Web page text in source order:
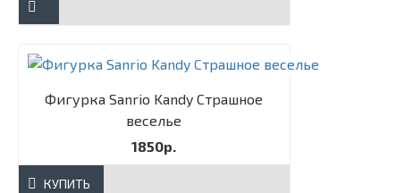
Фигурка Sanrio Kandy Страшное
веселье
1850р.
КУПИТЬ